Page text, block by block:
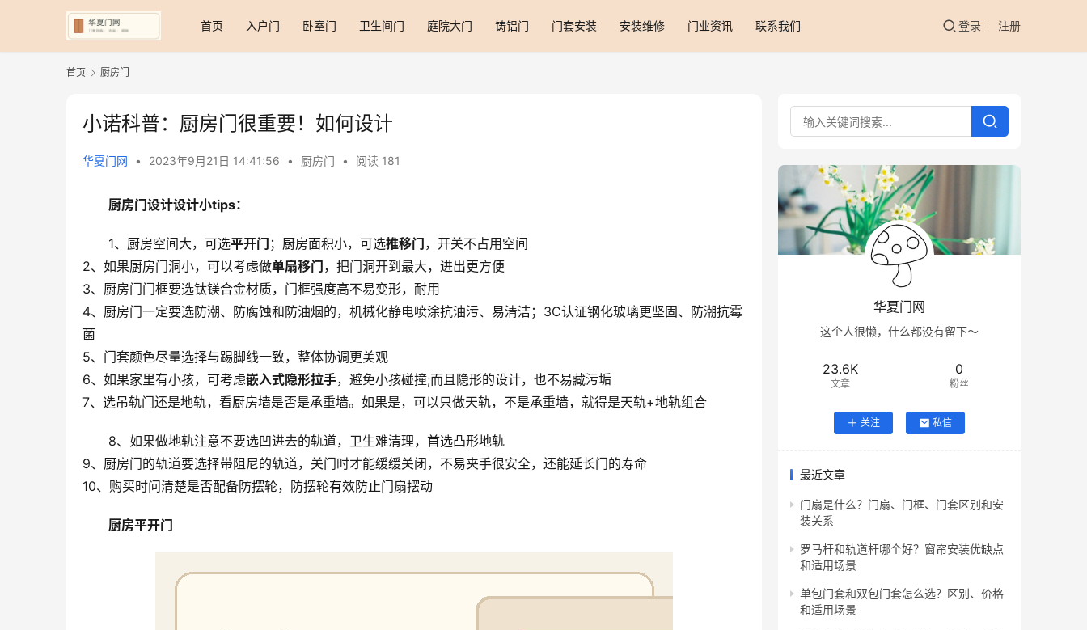
首页 入户门 卧室门 卫生间门 庭院大门 铸铝门 门套安装 安装维修 门业资讯 联系我们 登录 注册
首页 厨房门
小诺科普：厨房门很重要！如何设计
华夏门网 • 2023年9月21日 14:41:56 • 厨房门 • 阅读 181
厨房门设计设计小tips：
1、厨房空间大，可选平开门 ；厨房面积小，可选推移门 ，开关不占用空间
2、如果厨房门洞小，可以考虑做单扇移门 ，把门洞开到最大，进出更方便
3、厨房门门框要选钛镁合金材质，门框强度高不易变形，耐用
4、厨房门一定要选防潮、防腐蚀和防油烟的，机械化静电喷涂抗油污、易清洁；3C认证钢化玻璃更坚固、防潮抗霉
菌
5、门套颜色尽量选择与踢脚线一致，整体协调更美观
6、如果家里有小孩，可考虑嵌入式隐形拉手，避免小孩碰撞;而且隐形的设计，也不易藏污垢
7、选吊轨门还是地轨，看厨房墙是否是承重墙。如果是，可以只做天轨，不是承重墙，就得是天轨+地轨组合
8、如果做地轨注意不要选凹进去的轨道，卫生难清理，首选凸形地轨
9、厨房门的轨道要选择带阻尼的轨道，关门时才能缓缓关闭，不易夹手很安全，还能延长门的寿命
10、购买时问清楚是否配备防摆轮，防摆轮有效防止门扇摆动
厨房平开门
华夏门网
这个人很懒，什么都没有留下～
23.6K
文章
0
粉丝
关注 私信
最近文章
门扇是什么？门扇、门框、门套区别和安
装关系
罗马杆和轨道杆哪个好？窗帘安装优缺点
和适用场景
单包门套和双包门套怎么选？区别、价格
和适用场景